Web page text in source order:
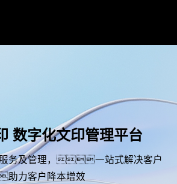
数字化文印管理平台
服务及管理，一站式解决客户
力客户降本增效